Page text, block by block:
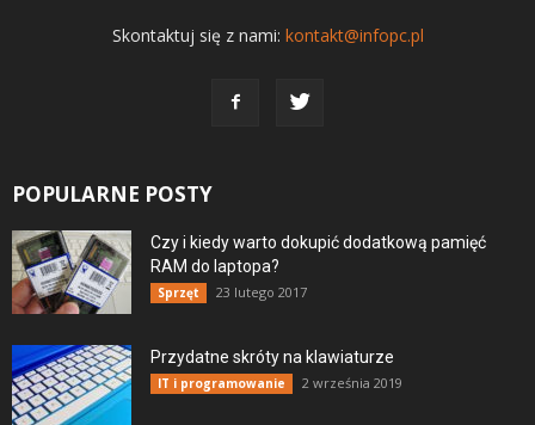
Skontaktuj się z nami: kontakt@infopc.pl
POPULARNE POSTY
Czy i kiedy warto dokupić dodatkową pamięć
RAM do laptopa?
Sprzęt 23 lutego 2017
Przydatne skróty na klawiaturze
IT i programowanie 2 września 2019